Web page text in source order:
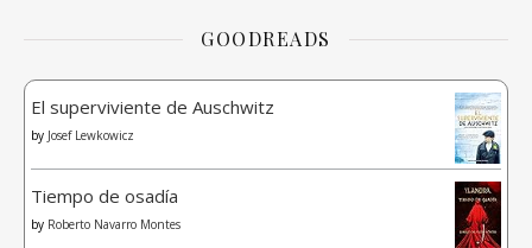
GOODREADS
El superviviente de Auschwitz
by Josef Lewkowicz
Tiempo de osadía
by Roberto Navarro Montes